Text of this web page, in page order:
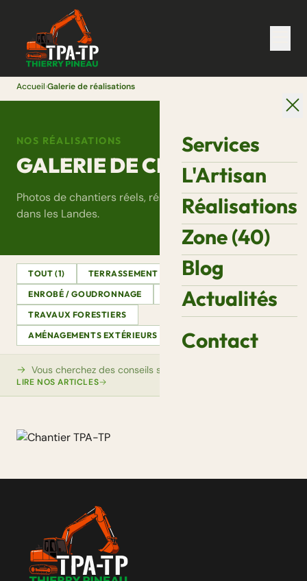
Services
L'Artisan
Réalisations
Zone (40)
Blog
Actualités
Contact
Accueil›Galerie de réalisations
NOS RÉALISATIONS
GALERIE DE CHANTIERS
Photos de chantiers réels, réalisés par Thierry Pineau
dans les Landes.
TOUT (1) TERRASSEMENT
ASSAINISSEMENT
ENROBÉ / GOUDRONNAGE
DÉMOLITION
VRD
TRAVAUX FORESTIERS
AMÉNAGEMENTS EXTÉRIEURS
VIDÉOS AUTRE
Vous cherchez des conseils sur ce sujet ?
LIRE NOS ARTICLES